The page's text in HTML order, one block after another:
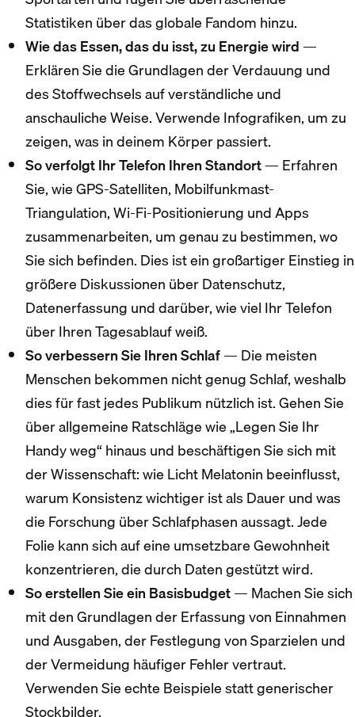
Statistiken über das globale Fandom hinzu.
Wie das Essen, das du isst, zu Energie wird —
Erklären Sie die Grundlagen der Verdauung und
des Stoffwechsels auf verständliche und
anschauliche Weise. Verwende Infografiken, um zu
zeigen, was in deinem Körper passiert.
So verfolgt Ihr Telefon Ihren Standort— Erfahren
Sie, wie GPS-Satelliten, Mobilfunkmast-
Triangulation, Wi-Fi-Positionierung und Apps
zusammenarbeiten, um genau zu bestimmen, wo
Sie sich befinden. Dies ist ein großartiger Einstieg in
größere Diskussionen über Datenschutz,
Datenerfassung und darüber, wie viel Ihr Telefon
über Ihren Tagesablauf weiß.
So verbessern Sie Ihren Schlaf— Die meisten
Menschen bekommen nicht genug Schlaf, weshalb
dies für fast jedes Publikum nützlich ist. Gehen Sie
über allgemeine Ratschläge wie „Legen Sie Ihr
Handy weg“ hinaus und beschäftigen Sie sich mit
der Wissenschaft: wie Licht Melatonin beeinflusst,
warum Konsistenz wichtiger ist als Dauer und was
die Forschung über Schlafphasen aussagt. Jede
Folie kann sich auf eine umsetzbare Gewohnheit
konzentrieren, die durch Daten gestützt wird.
So erstellen Sie ein Basisbudget— Machen Sie sich
mit den Grundlagen der Erfassung von Einnahmen
und Ausgaben, der Festlegung von Sparzielen und
der Vermeidung häufiger Fehler vertraut.
Verwenden Sie echte Beispiele statt generischer
Stockbilder.